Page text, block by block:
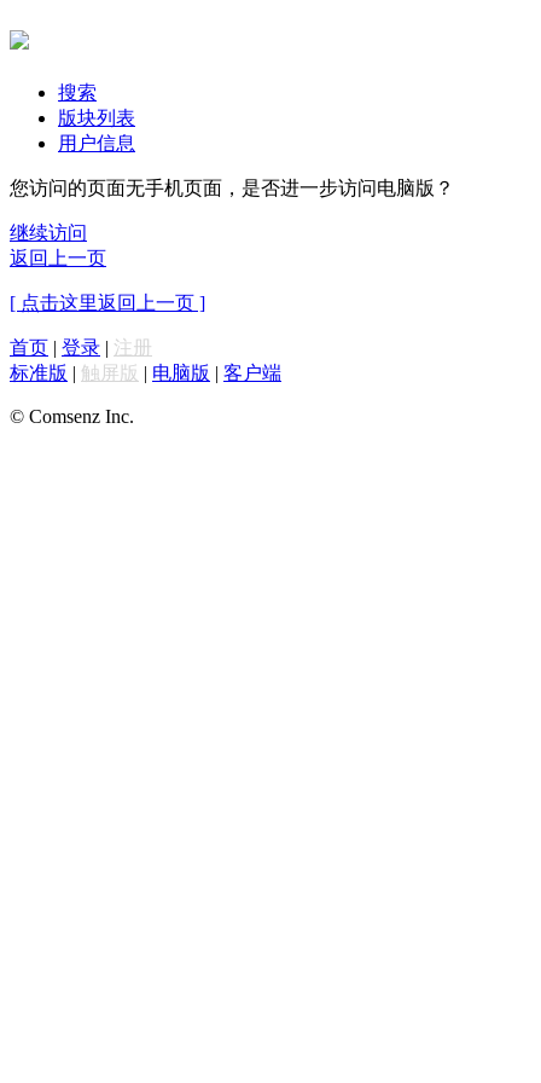
搜索
版块列表
用户信息
您访问的页面无手机页面，是否进一步访问电脑版？
继续访问
返回上一页
[ 点击这里返回上一页 ]
首页 | 登录 | 注册
标准版 | 触屏版 | 电脑版 | 客户端
© Comsenz Inc.